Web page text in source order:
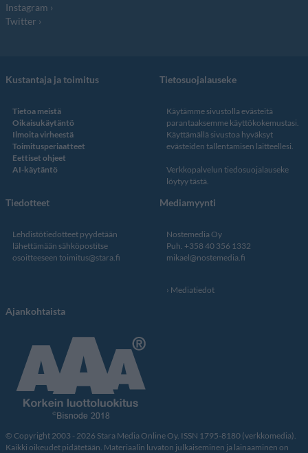
Instagram
Twitter
Kustantaja ja toimitus
Tietoa meistä
Oikaisukäytäntö
Ilmoita virheestä
Toimitusperiaatteet
Eettiset ohjeet
AI-käytäntö
Tietosuojalauseke
Käytämme sivustolla evästeitä
parantaaksemme käyttökokemustasi.
Käyttämällä sivustoa hyväksyt
evästeiden tallentamisen laitteellesi.
Verkkopalvelun tiedosuojalauseke
löytyy tästä
Tiedotteet
Lehdistötiedotteet pyydetään
lähettämään sähköpostitse
osoitteeseen toimitus@stara.fi
Mediamyynti
Nostemedia Oy
Puh. +358 40 356 1332
mikael@nostemedia.fi
Mediatiedot
Ajankohtaista
© Copyright 2003 - 2026 Stara Media Online Oy. ISSN 1795-8180 (verkkomedia).
Kaikki oikeudet pidätetään. Materiaalin luvaton julkaiseminen ja lainaaminen on